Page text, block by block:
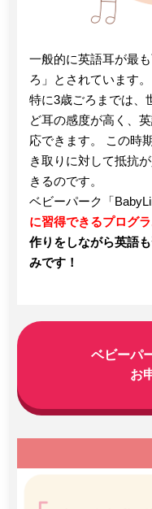
一般的に英語耳が最
ろ」とされています。
特に3歳ごろまでは、
ど耳の感度が高く、
応できます。 この時
き取りに対して抵抗
きるのです。
ベビーパーク「
に習得できるプログ
作りをしながら英語
みです！
ベビーパ
お